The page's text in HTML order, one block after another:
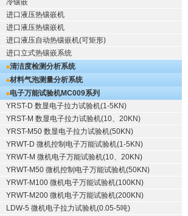
冷镶嵌
进口液压热镶嵌机
进口液压热镶嵌机
进口液压自动热镶嵌机(可矩形)
进口立式热镶嵌系统
清洁度检测分析系统
材料气泡测量分析系统
电子万能试验机MC009系列
YRST-D 数显电子拉力试验机(1-5KN)
YRST-M 数显电子拉力试验机(10、20KN)
YRST-M50 数显电子拉力试验机(50KN)
YRWT-D 微机控制电子万能试验机(1-5KN)
YRWT-M 微机电子万能试验机(10、20KN)
YRWT-M50 微机控制电子万能试验机(50KN)
YRWT-M100 微机电子万能试验机(100KN)
YRWT-M200 微机电子万能试验机(200KN)
LDW-5 微机电子拉力试验机(0.05-5吨)